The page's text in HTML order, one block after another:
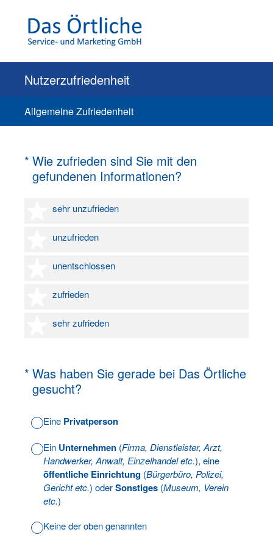
Nutzerzufriedenheit
Allgemeine Zufriedenheit
* Wie zufrieden sind Sie mit den
gefundenen Informationen?
(Erforderlich.)
sehr unzufrieden
1 Stern
unzufrieden
2 Sterne
unentschlossen
3 Sterne
zufrieden
4 Sterne
sehr zufrieden
5 Sterne
* Was haben Sie gerade bei Das Örtliche
gesucht?
(Erforderlich.)
Eine Privatperson
Ein Unternehmen (Firma, Dienstleister, Arzt,
Handwerker, Anwalt, Einzelhandel etc.), eine
öffentliche Einrichtung (Bürgerbüro, Polizei,
Gericht etc.) oderSonstiges (Museum, Verein
etc.)
Keine der oben genannten